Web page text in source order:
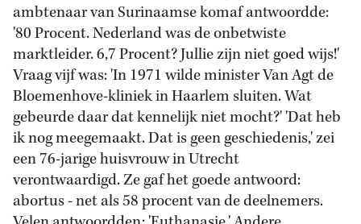
ambtenaar van Surinaamse komaf antwoordde:
'80 Procent. Nederland was de onbetwiste
marktleider. 6,7 Procent? Jullie zijn niet goed wijs!'
Vraag vijf was: 'In 1971 wilde minister Van Agt de
Bloemenhove-kliniek in Haarlem sluiten. Wat
gebeurde daar dat kennelijk niet mocht?' 'Dat heb
ik nog meegemaakt. Dat is geen geschiedenis,' zei
een 76-jarige huisvrouw in Utrecht
verontwaardigd. Ze gaf het goede antwoord:
abortus - net als 58 procent van de deelnemers.